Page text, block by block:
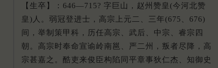
【生卒】：646—715? 字巨山，赵州赞皇(今河北赞
皇)人。弱冠登进士，高宗上元二、三年(675、676)
间，举制策甲科，历任高宗、武后、中宗、睿宗四
朝。高宗时奉命宣谕岭南邕、严二州，叛者尽降，高
宗甚嘉之。酷吏来俊臣构陷同平章事狄仁杰、知御史